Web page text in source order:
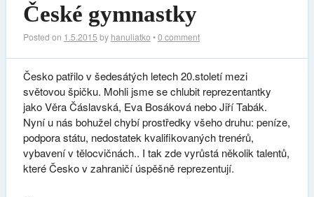
České gymnastky
Posted on 1.5.2015 by hanuliatko •0 comment
Česko patřilo v šedesátých letech 20.století mezi
světovou špičku. Mohli jsme se chlubit reprezentantky
jako Věra Čáslavská, Eva Bosáková nebo Jiří Tabák.
Nyní u nás bohužel chybí prostředky všeho druhu: peníze,
podpora státu, nedostatek kvalifikovaných trenérů,
vybavení v tělocvičnách.. I tak zde vyrůstá několik talentů,
které Česko v zahraničí úspěšně reprezentují.